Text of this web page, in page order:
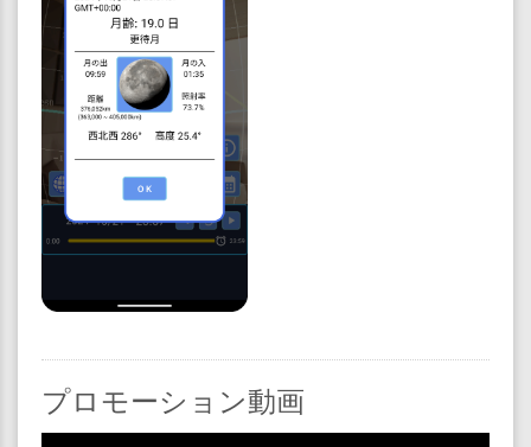
プロモーション動画